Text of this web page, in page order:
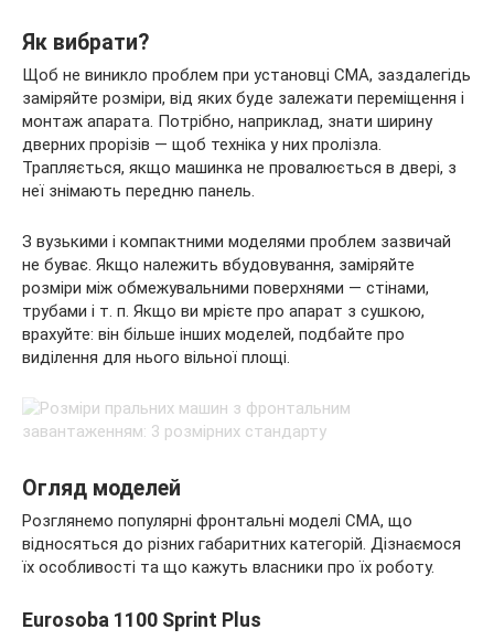
Як вибрати?
Щоб не виникло проблем при установці СМА, заздалегідь
заміряйте розміри, від яких буде залежати переміщення і
монтаж апарата. Потрібно, наприклад, знати ширину
дверних прорізів — щоб техніка у них пролізла.
Трапляється, якщо машинка не провалюється в двері, з
неї знімають передню панель.
З вузькими і компактними моделями проблем зазвичай
не буває. Якщо належить вбудовування, заміряйте
розміри між обмежувальними поверхнями — стінами,
трубами і т. п. Якщо ви мрієте про апарат з сушкою,
врахуйте: він більше інших моделей, подбайте про
виділення для нього вільної площі.
Огляд моделей
Розглянемо популярні фронтальні моделі СМА, що
відносяться до різних габаритних категорій. Дізнаємося
їх особливості та що кажуть власники про їх роботу.
Eurosoba 1100 Sprint Plus